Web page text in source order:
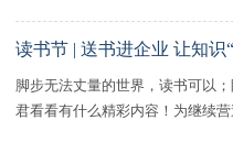
读书节 | 送书进企业 让知识
脚步无法丈量的世界，读书可以
君看看有什么精彩内容！为继续